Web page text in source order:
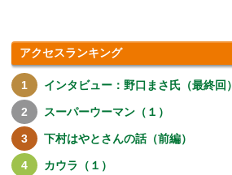
アクセスランキング
インタビュー：野口まさ氏（最終回）
スーパーウーマン（１）
下村はやとさんの話（前編）
カウラ（１）